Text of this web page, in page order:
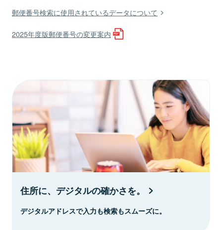
郵便番号検索に使用されているデータについて
2025年度版郵便番号の変更案内
住所に、デジタルの確かさを。
デジタルアドレスで入力も検索もスムーズに。